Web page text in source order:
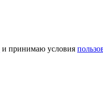
и принимаю условия